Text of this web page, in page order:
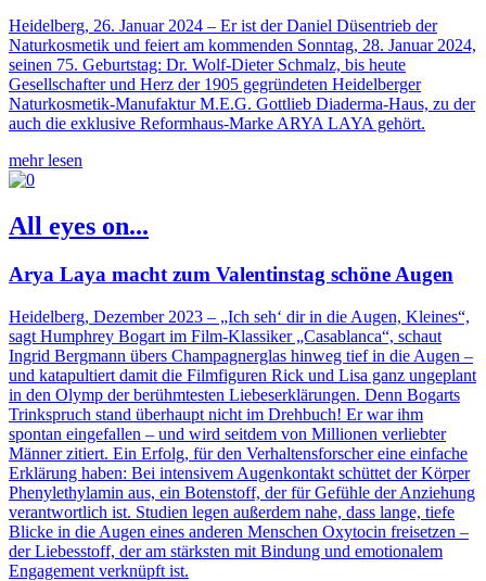
Heidelberg, 26. Januar 2024 – Er ist der Daniel Düsentrieb der
Naturkosmetik und feiert am kommenden Sonntag, 28. Januar 2024,
seinen 75. Geburtstag: Dr. Wolf-Dieter Schmalz, bis heute
Gesellschafter und Herz der 1905 gegründeten Heidelberger
Naturkosmetik-Manufaktur M.E.G. Gottlieb Diaderma-Haus, zu der
auch die exklusive Reformhaus-Marke ARYA LAYA gehört.
mehr lesen
All eyes on...
Arya Laya macht zum Valentinstag schöne Augen
Heidelberg, Dezember 2023 – „Ich seh‘ dir in die Augen, Kleines“,
sagt Humphrey Bogart im Film-Klassiker „Casablanca“, schaut
Ingrid Bergmann übers Champagnerglas hinweg tief in die Augen –
und katapultiert damit die Filmfiguren Rick und Lisa ganz ungeplant
in den Olymp der berühmtesten Liebeserklärungen. Denn Bogarts
Trinkspruch stand überhaupt nicht im Drehbuch! Er war ihm
spontan eingefallen – und wird seitdem von Millionen verliebter
Männer zitiert. Ein Erfolg, für den Verhaltensforscher eine einfache
Erklärung haben: Bei intensivem Augenkontakt schüttet der Körper
Phenylethylamin aus, ein Botenstoff, der für Gefühle der Anziehung
verantwortlich ist. Studien legen außerdem nahe, dass lange, tiefe
Blicke in die Augen eines anderen Menschen Oxytocin freisetzen –
der Liebesstoff, der am stärksten mit Bindung und emotionalem
Engagement verknüpft ist.